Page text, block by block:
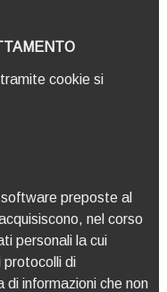
cookie si
preposte al
nel corso
personali la cui
protocolli di
informazioni che non